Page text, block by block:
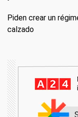
Piden crear un
calzado